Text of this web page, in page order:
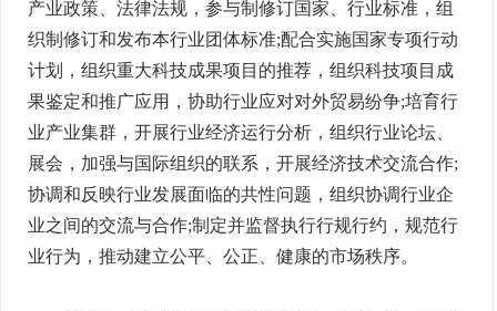
产业政策、法律法规，参与制修订国家、行业标准，组
织制修订和发布本行业团体标准;配合实施国家专项行动
计划，组织重大科技成果项目的推荐，组织科技项目成
果鉴定和推广应用，协助行业应对对外贸易纷争;培育行
业产业集群，开展行业经济运行分析，组织行业论坛、
展会，加强与国际组织的联系，开展经济技术交流合作;
协调和反映行业发展面临的共性问题，组织协调行业企
业之间的交流与合作;制定并监督执行行规行约，规范行
业行为，推动建立公平、公正、健康的市场秩序。